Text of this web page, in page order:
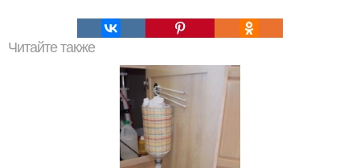
Читайте также